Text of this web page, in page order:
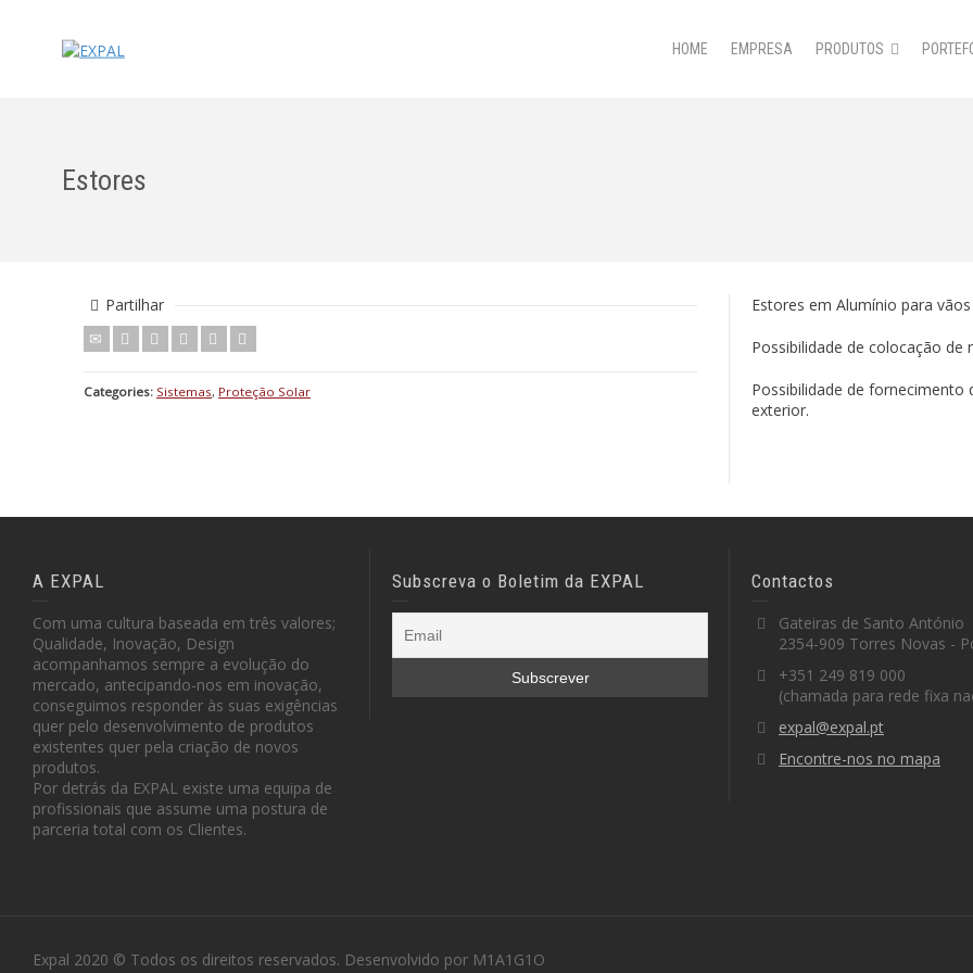
HOME EMPRESA PRODUTOS
Estores
Partilhar
Categories: Sistemas, Proteção Solar
Estores em Alumínio para
Possibilidade de colocação
Possibilidade de
exterior.
A EXPAL
Com uma cultura baseada em três valores;
Qualidade, Inovação, Design
acompanhamos sempre a evolução do
mercado, antecipando-nos em inovação,
conseguimos responder às suas exigências
quer pelo desenvolvimento de produtos
existentes quer pela criação de novos
produtos.
Por detrás da EXPAL existe uma equipa de
profissionais que assume uma postura de
parceria total com os Clientes.
Subscreva o Boletim da EXPAL Contactos
Gateiras de Santo António
2354-909 Torres Novas -
+351 249 819 000
(chamada para rede fixa
expal@expal.pt
Encontre-nos no mapa
Expal 2020 © Todos os direitos reservados. Desenvolvido por M1A1G1O